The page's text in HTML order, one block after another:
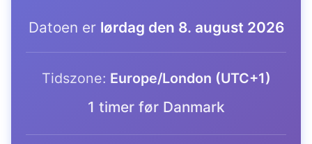
Datoen er lørdag den 8. august 2026
Tidszone: Europe/London (UTC+1)
1 timer før Danmark